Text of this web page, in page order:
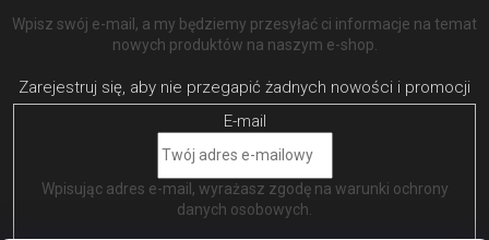
Wpisz swój e-mail, a my będziemy przesyłać ci informacje na temat
nowych produktów na naszym e-shop.
E-mail
Wpisując adres e-mail, wyrażasz zgodę na warunki ochrony
danych osobowych